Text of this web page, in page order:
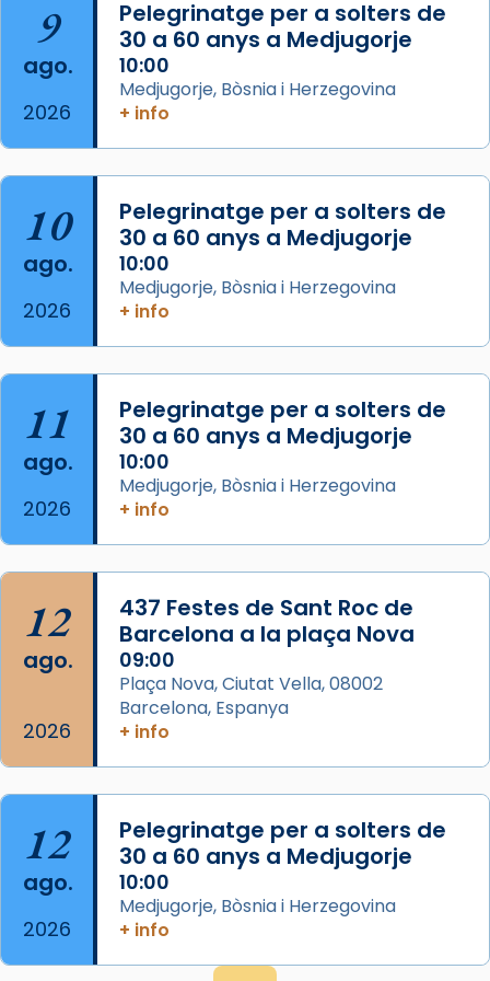
Mataró en reivindicarà les relíq
...Ver más
Foto
View on Facebook
Jaume, fill de Zebedeu, és juntament amb el
seu germà Joan i Pere un dels que
acompanyava més de prop Jesús.
Segons el llibre dels Fets (12,2) fou el primer
apòstol màrtir, decapitat a Jerusalem per
Herodes Agripa (vers l'any 44).
Patró de Galícia, després de les invasions
musulmanes fou venerat com a patró dels
Regnes castellans i més tard de tota
Espanya.
View on Facebook · Share
9
ago.
2026
Pelegrinatge per a solters de
30 a 60 anys a Medjugorje
10:00
Medjugorje, Bòsnia i Herzegovina
+ info
10
ago.
2026
Pelegrinatge per a solters de
30 a 60 anys a Medjugorje
10:00
Medjugorje, Bòsnia i Herzegovina
+ info
11
ago.
2026
Pelegrinatge per a solters de
30 a 60 anys a Medjugorje
10:00
Medjugorje, Bòsnia i Herzegovina
+ info
12
ago.
2026
437 Festes de Sant Roc de
Barcelona a la plaça Nova
09:00
Plaça Nova, Ciutat Vella, 08002
Barcelona, Espanya
+ info
12
ago.
2026
Pelegrinatge per a solters de
30 a 60 anys a Medjugorje
10:00
Medjugorje, Bòsnia i Herzegovina
+ info